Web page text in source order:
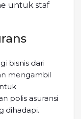
untuk staf
bisnis dari
mengambil
polis asuransi
dihadapi.